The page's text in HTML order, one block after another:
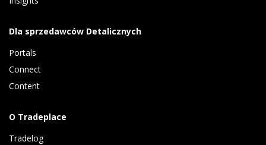
Dla sprzedawców Detalicznych
Portals
Connect
Content
O Tradeplace
Tradelog